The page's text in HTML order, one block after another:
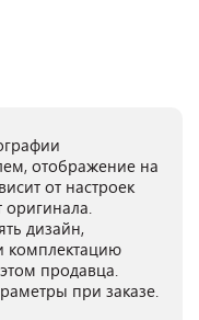
отображение на
от настроек
оригинала.
дизайн,
комплектацию
продавца.
при заказе.